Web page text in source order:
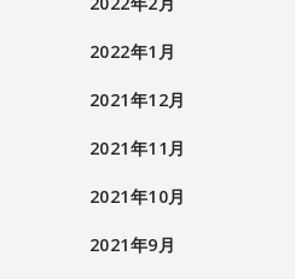
2022年1月
2021年12月
2021年11月
2021年10月
2021年9月